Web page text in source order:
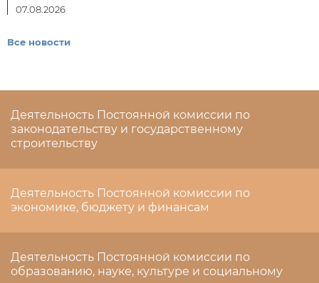
07.08.2026
Все новости
Деятельность Постоянной комиссии по
законодательству и государственному
строительству
Деятельность Постоянной комиссии по
экономике, бюджету и финансам
Деятельность Постоянной комиссии по
образованию, науке, культуре и социальному